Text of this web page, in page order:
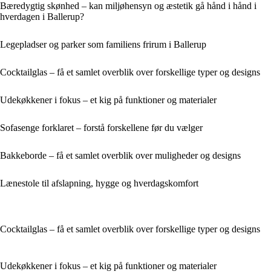
Bæredygtig skønhed – kan miljøhensyn og æstetik gå hånd i hånd i
hverdagen i Ballerup?
Legepladser og parker som familiens frirum i Ballerup
Cocktailglas – få et samlet overblik over forskellige typer og designs
Udekøkkener i fokus – et kig på funktioner og materialer
Sofasenge forklaret – forstå forskellene før du vælger
Bakkeborde – få et samlet overblik over muligheder og designs
Lænestole til afslapning, hygge og hverdagskomfort
Cocktailglas – få et samlet overblik over forskellige typer og designs
Udekøkkener i fokus – et kig på funktioner og materialer